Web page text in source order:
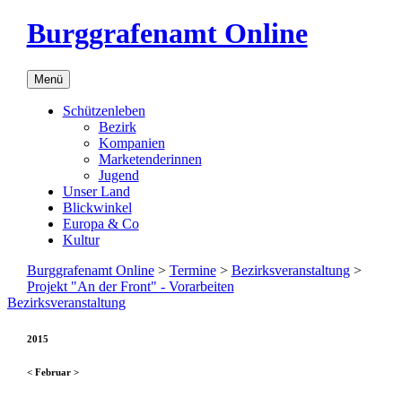
Burggrafenamt Online
Menü
Schützenleben
Bezirk
Kompanien
Marketenderinnen
Jugend
Unser Land
Blickwinkel
Europa & Co
Kultur
Burggrafenamt Online> Termine> Bezirksveranstaltung>
Projekt "An der Front" - Vorarbeiten
Bezirksveranstaltung
2015
< Februar >